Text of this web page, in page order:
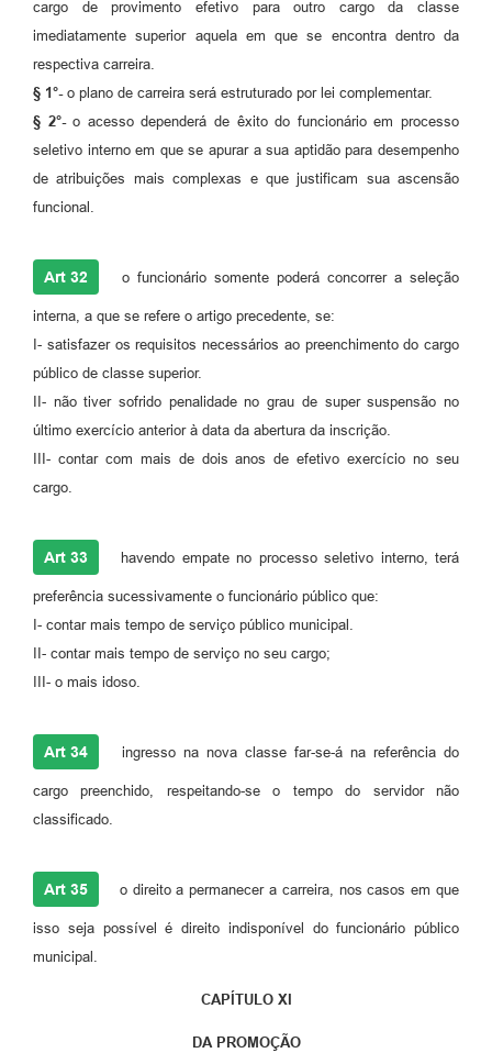
cargo de provimento efetivo para outro cargo da classe
imediatamente superior aquela em que se encontra dentro da
respectiva carreira.
§ 1°-o plano de carreira será estruturado por lei complementar.
§ 2°-o acesso dependerá de êxito do funcionário em processo
seletivo interno em que se apurar a sua aptidão para desempenho
de atribuições mais complexas e que justificam sua ascensão
funcional.
Art 32 o funcionário somente poderá concorrer a seleção
interna, a que se refere o artigo precedente, se:
I- satisfazer os requisitos necessários ao preenchimento do cargo
público de classe superior.
II- não tiver sofrido penalidade no grau de super suspensão no
último exercício anterior à data da abertura da inscrição.
III- contar com mais de dois anos de efetivo exercício no seu
cargo.
Art 33 havendo empate no processo seletivo interno, terá
preferência sucessivamente o funcionário público que:
I- contar mais tempo de serviço público municipal.
II- contar mais tempo de serviço no seu cargo;
III- o mais idoso.
Art 34 ingresso na nova classe far-se-á na referência do
cargo preenchido, respeitando-se o tempo do servidor não
classificado.
Art 35 o direito a permanecer a carreira, nos casos em que
isso seja possível é direito indisponível do funcionário público
municipal.
CAPÍTULO XI
DA PROMOÇÃO